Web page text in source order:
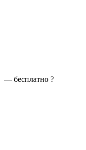
— бесплатно ?